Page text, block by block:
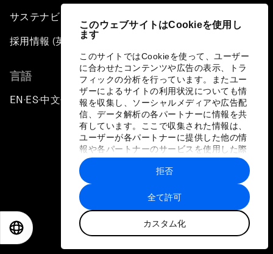
このウェブサイトはCookieを使用し
ます
このサイトではCookieを使って、ユーザー
に合わせたコンテンツや広告の表示、トラ
フィックの分析を行っています。またユー
ザーによるサイトの利用状況についても情
報を収集し、ソーシャルメディアや広告配
信、データ解析の各パートナーに情報を共
有しています。ここで収集された情報は、
ユーザーが各パートナーに提供した他の情
報や各パートナーのサービスを使用した際
に収集された情報と組み合わされ、各パー
トナーによって使用されることがありま
す。
全て許可
カスタム化
拒否
サステナビリティへの取り組み
採用情報 (英語のみ)
言語
EN ▪ES▪中文▪ 日本語
プライバシーポリシーと利用規約
サイトマップ
©
世界経済フォーラム